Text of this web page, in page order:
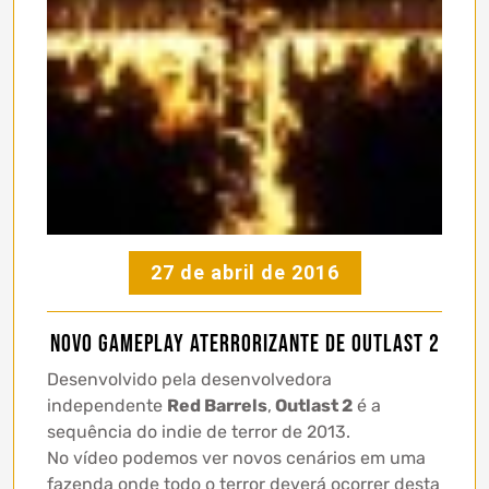
27 de abril de 2016
Novo gameplay aterrorizante de Outlast 2
Desenvolvido pela desenvolvedora
independente Red Barrels, Outlast 2 é a
sequência do indie de terror de 2013.
No vídeo podemos ver novos cenários em uma
fazenda onde todo o terror deverá ocorrer desta